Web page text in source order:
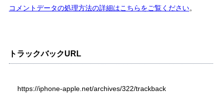
コメントデータの処理方法の詳細はこちらをご覧ください。
トラックバックURL
https://iphone-apple.net/archives/322/trackback